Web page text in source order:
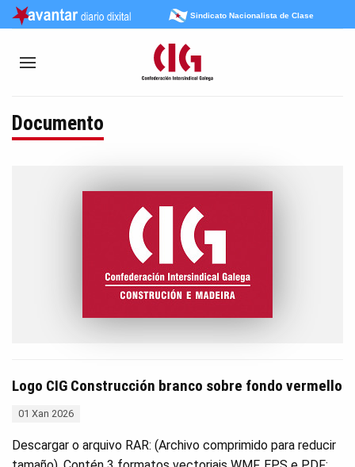
Sindicato Nacionalista de Clase
Documento
Logo CIG Construcción branco sobre fondo vermello
01 Xan 2026
Descargar o arquivo RAR: (Archivo comprimido para reducir